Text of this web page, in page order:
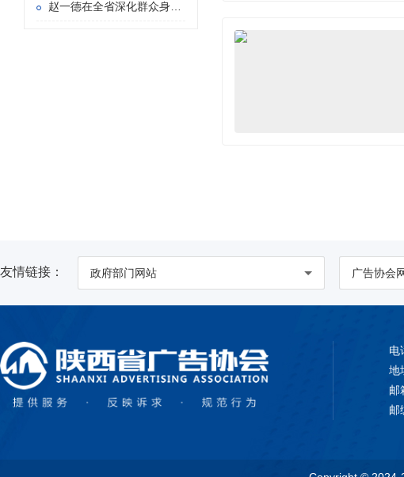
友情链接： 政府部门网站 广告协会
电
地
邮
邮